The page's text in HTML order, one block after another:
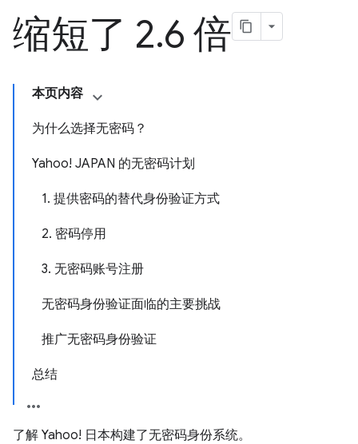
缩短了 2.6 倍
本页内容
为什么选择无密码？
Yahoo! JAPAN 的无密码计划
1. 提供密码的替代身份验证方式
2. 密码停用
3. 无密码账号注册
无密码身份验证面临的主要挑战
推广无密码身份验证
总结
了解 Yahoo! 日本构建了无密码身份系统。